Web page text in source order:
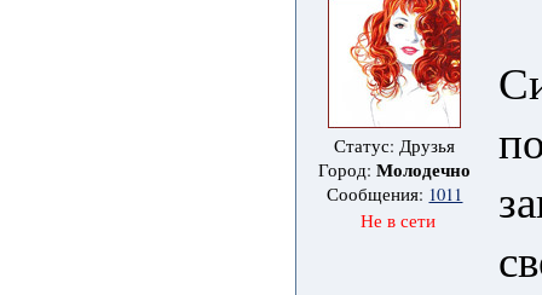
Статус: Друзья
Город:Молодечно
Сообщения: 1011
Не в сети